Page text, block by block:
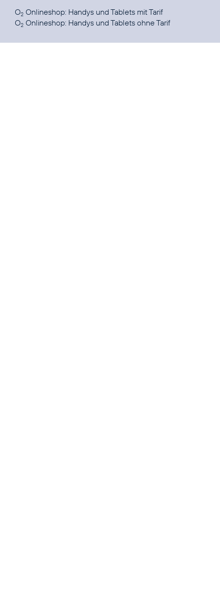
O2 Onlineshop: Handys und Tablets mit Tarif
O2 Onlineshop: Handys und Tablets ohne Tarif